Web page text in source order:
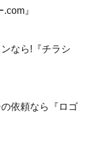
』
なら!『チラシ
依頼なら『ロゴ